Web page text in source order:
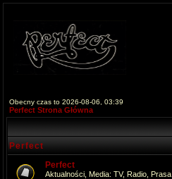
Obecny czas to 2026-08-06, 03:39
Perfect Strona Główna
Perfect
Perfect
Aktualności, Media: TV, Radio, Prasa